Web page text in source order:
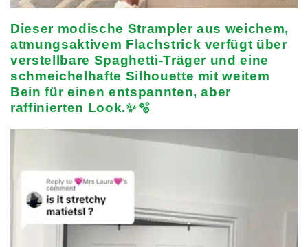
Dieser modische Strampler aus weichem,
atmungsaktivem Flachstrick verfügt über
verstellbare Spaghetti-Träger und eine
schmeichelhafte Silhouette mit weitem
Bein für einen entspannten, aber
raffinierten Look.✨🫧